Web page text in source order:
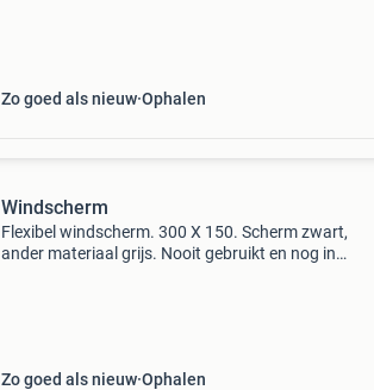
Zo goed als nieuw Ophalen
Windscherm
Flexibel windscherm. 300 X 150. Scherm zwart,
ander materiaal grijs. Nooit gebruikt en nog in
Zo goed als nieuw Ophalen